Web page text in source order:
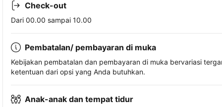
Check-out
Dari 00.00 sampai 10.00
Pembatalan/ pembayaran di muka
Kebijakan pembatalan dan pembayaran di muka bervariasi
ketentuan dari opsi yang Anda butuhkan.
Anak-anak dan tempat tidur